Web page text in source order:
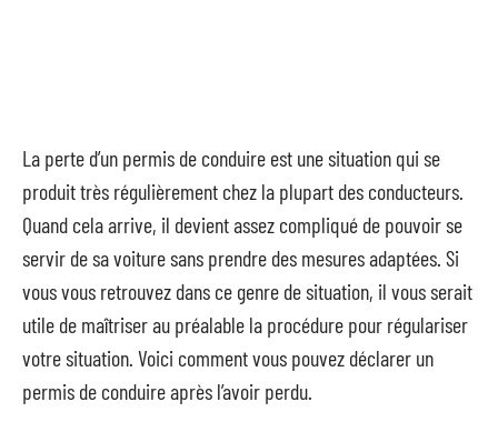
La perte d’un permis de conduire est une situation qui se
produit très régulièrement chez la plupart des conducteurs.
Quand cela arrive, il devient assez compliqué de pouvoir se
servir de sa voiture sans prendre des mesures adaptées. Si
vous vous retrouvez dans ce genre de situation, il vous serait
utile de maîtriser au préalable la procédure pour régulariser
votre situation. Voici comment vous pouvez déclarer un
permis de conduire après l’avoir perdu.